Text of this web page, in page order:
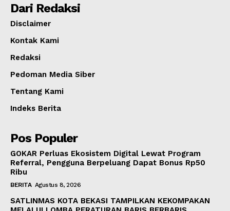
Dari Redaksi
Disclaimer
Kontak Kami
Redaksi
Pedoman Media Siber
Tentang Kami
Indeks Berita
Pos Populer
GOKAR Perluas Ekosistem Digital Lewat Program
Referral, Pengguna Berpeluang Dapat Bonus Rp50
Ribu
BERITA Agustus 8, 2026
SATLINMAS KOTA BEKASI TAMPILKAN KEKOMPAKAN